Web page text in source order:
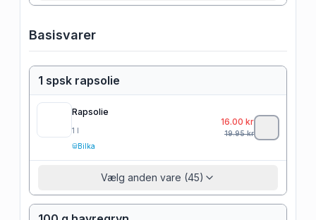
Basisvarer
1 spsk rapsolie
Rapsolie
1 l
Bilka
16.00 kr
19.95kr
Vælg anden vare (45)